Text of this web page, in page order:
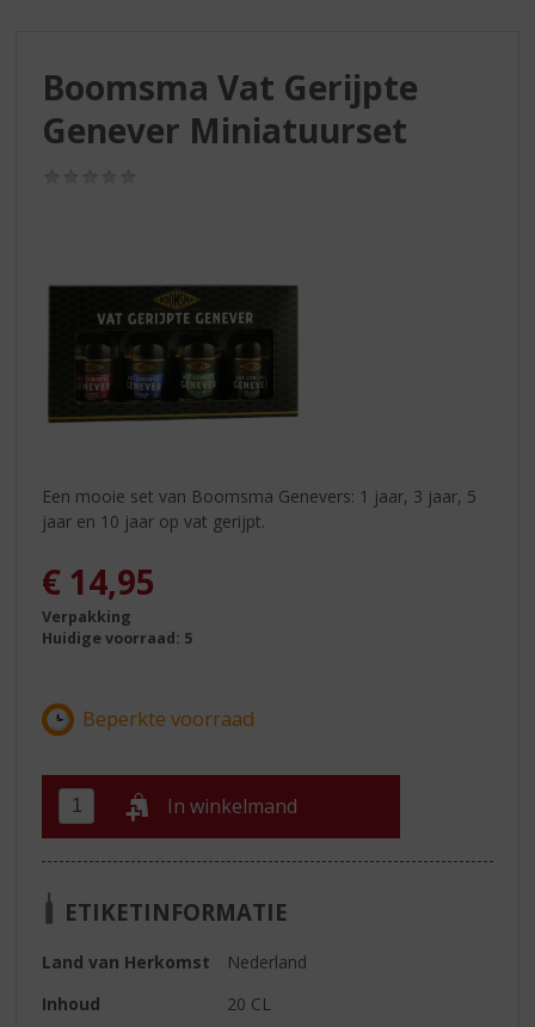
Boomsma Vat Gerijpte
Genever Miniatuurset
Een mooie set van Boomsma Genevers: 1 jaar, 3 jaar, 5
jaar en 10 jaar op vat gerijpt.
€ 14,95
Verpakking
Huidige voorraad: 5
In winkelmand
ETIKETINFORMATIE
Land van Herkomst
Nederland
Inhoud
20 CL